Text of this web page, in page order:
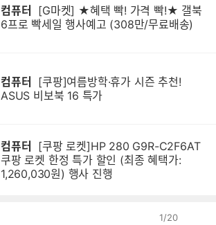
컴퓨터
6프로 빡세일 행사예고 (308만/무료배송)
컴퓨터
ASUS 비보북 16 특가
컴퓨터
쿠팡 로켓 한정 특가 할인 (최종 혜택가:
1,260,030원) 행사 진행
1/20